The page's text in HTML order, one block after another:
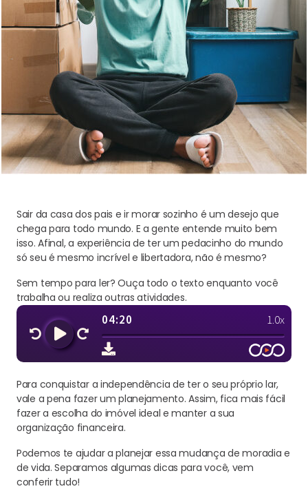
Sair da casa dos pais e ir morar sozinho é um desejo que
chega para todo mundo. E a gente entende muito bem
isso. Afinal, a experiência de ter um pedacinho do mundo
só seu é mesmo incrível e libertadora, não é mesmo?
Sem tempo para ler? Ouça todo o texto enquanto você
trabalha ou realiza outras atividades.
Para conquistar a independência de ter o seu próprio lar,
vale a pena fazer um planejamento. Assim, fica mais fácil
fazer a escolha do imóvel ideal e manter a sua
organização financeira.
Podemos te ajudar a planejar essa mudança de moradia e
de vida. Separamos algumas dicas para você, vem
conferir tudo!